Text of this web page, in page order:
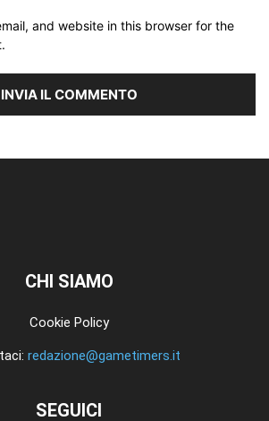
and website in this browser for the
CHI SIAMO
Cookie Policy
redazione@gametimers.it
SEGUICI